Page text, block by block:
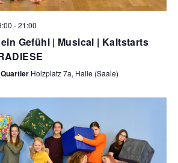
-21:00
Gefühl | Musical | Kaltstarts
Holzplatz 7a, Halle (Saale)